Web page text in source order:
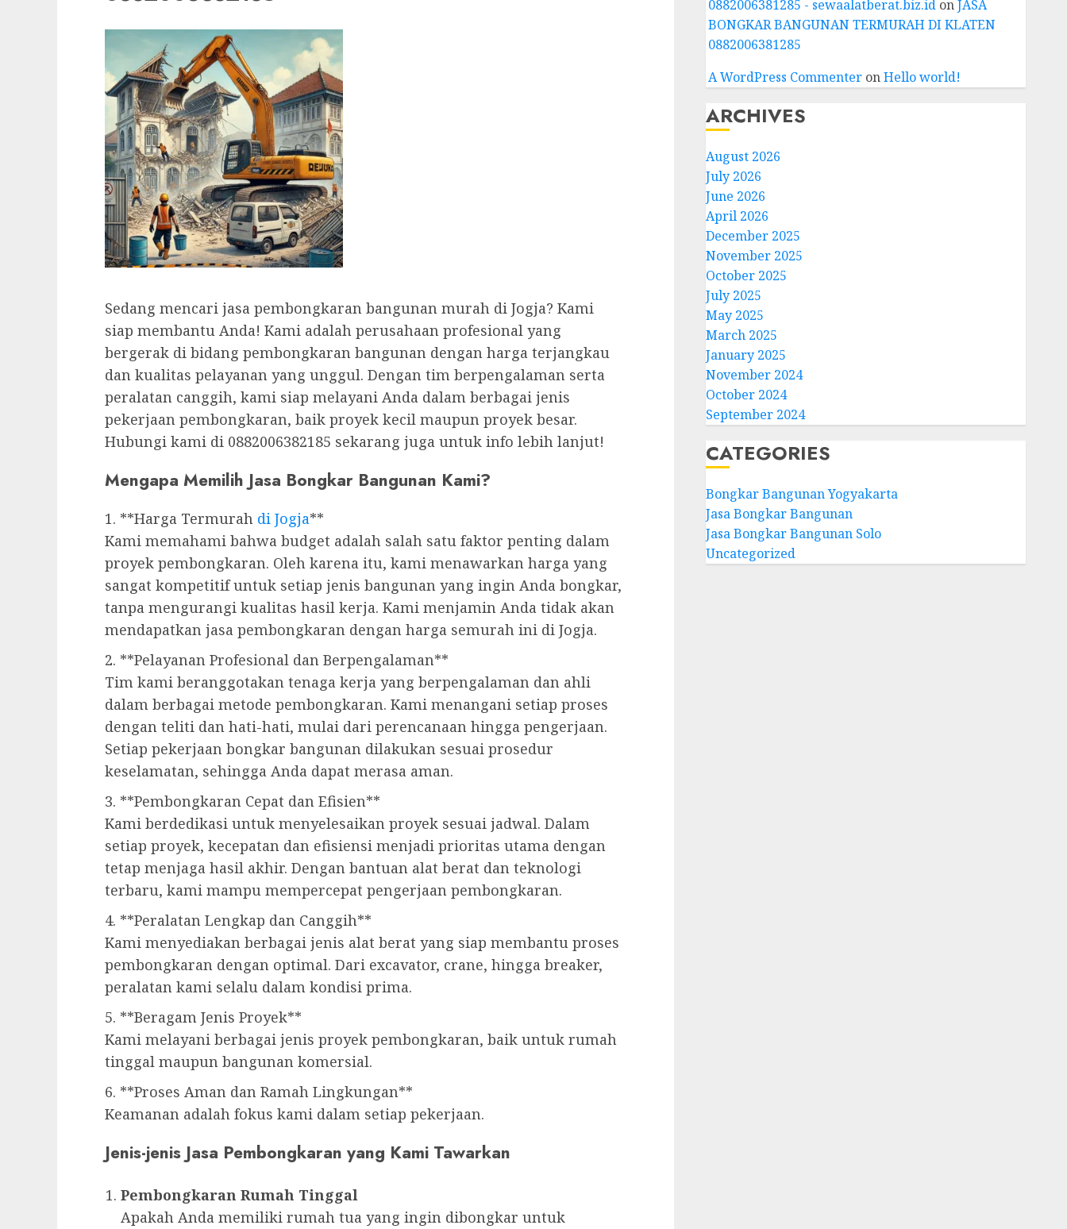
Sedang mencari jasa pembongkaran bangunan murah di Jogja? Kami
siap membantu Anda! Kami adalah perusahaan profesional yang
bergerak di bidang pembongkaran bangunan dengan harga terjangkau
dan kualitas pelayanan yang unggul. Dengan tim berpengalaman serta
peralatan canggih, kami siap melayani Anda dalam berbagai jenis
pekerjaan pembongkaran, baik proyek kecil maupun proyek besar.
Hubungi kami di 0882006382185 sekarang juga untuk info lebih lanjut!
Mengapa Memilih Jasa Bongkar Bangunan Kami?
1. **Harga Termurah di Jogja**
Kami memahami bahwa budget adalah salah satu faktor penting dalam
proyek pembongkaran. Oleh karena itu, kami menawarkan harga yang
sangat kompetitif untuk setiap jenis bangunan yang ingin Anda bongkar,
tanpa mengurangi kualitas hasil kerja. Kami menjamin Anda tidak akan
mendapatkan jasa pembongkaran dengan harga semurah ini di Jogja.
2. **Pelayanan Profesional dan Berpengalaman**
Tim kami beranggotakan tenaga kerja yang berpengalaman dan ahli
dalam berbagai metode pembongkaran. Kami menangani setiap proses
dengan teliti dan hati-hati, mulai dari perencanaan hingga pengerjaan.
Setiap pekerjaan bongkar bangunan dilakukan sesuai prosedur
keselamatan, sehingga Anda dapat merasa aman.
3. **Pembongkaran Cepat dan Efisien**
Kami berdedikasi untuk menyelesaikan proyek sesuai jadwal. Dalam
setiap proyek, kecepatan dan efisiensi menjadi prioritas utama dengan
tetap menjaga hasil akhir. Dengan bantuan alat berat dan teknologi
terbaru, kami mampu mempercepat pengerjaan pembongkaran.
4. **Peralatan Lengkap dan Canggih**
Kami menyediakan berbagai jenis alat berat yang siap membantu proses
pembongkaran dengan optimal. Dari excavator, crane, hingga breaker,
peralatan kami selalu dalam kondisi prima.
5. **Beragam Jenis Proyek**
Kami melayani berbagai jenis proyek pembongkaran, baik untuk rumah
tinggal maupun bangunan komersial.
6. **Proses Aman dan Ramah Lingkungan**
Keamanan adalah fokus kami dalam setiap pekerjaan.
Jenis-jenis Jasa Pembongkaran yang Kami Tawarkan
Pembongkaran Rumah Tinggal
Apakah Anda memiliki rumah tua yang ingin dibongkar untuk
0882006381285 - sewaalatberat.biz.idonJASA
BONGKAR BANGUNAN TERMURAH DI KLATEN
0882006381285
A WordPress CommenteronHello world!
ARCHIVES
August 2026
July 2026
June 2026
April 2026
December 2025
November 2025
October 2025
July 2025
May 2025
March 2025
January 2025
November 2024
October 2024
September 2024
CATEGORIES
Bongkar Bangunan Yogyakarta
Jasa Bongkar Bangunan
Jasa Bongkar Bangunan Solo
Uncategorized